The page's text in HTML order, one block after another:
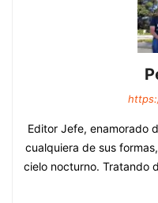
Editor Jefe, enamorado
cualquiera de sus
cielo nocturno. Tratando